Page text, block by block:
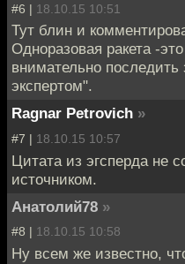
#6 | 18.10.15 10:51
Тут блин и
Одноразовая ракета -
внимательно
экспертом".
Ragnar Petrovich »
#7 | 18.10.15 10:57
Цитата из эгсперда не
источником.
Анатолий78 »
#8 | 18.10.15 10:58
Ну всем же известно,